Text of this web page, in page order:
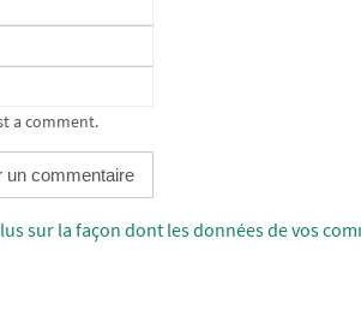
a comment.
sur la façon dont les données de vos